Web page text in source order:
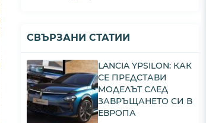
СВЪРЗАНИ СТАТИИ
LANCIA YPSILON: КАК
СЕ ПРЕДСТАВИ
МОДЕЛЪТ СЛЕД
ЗАВРЪЩАНЕТО СИ В
ЕВРОПА